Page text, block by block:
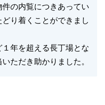
の内覧につきあってい
り着くことができまし
年を超える長丁場とな
ただき助かりました。